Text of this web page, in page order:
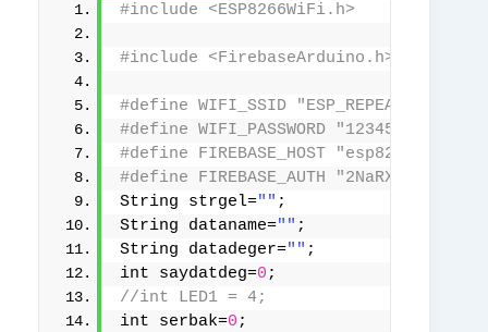
#include <ESP8266WiFi.h>
#include <FirebaseArduino.h>
#define WIFI_SSID "ESP_REPEATER"
#define WIFI_PASSWORD "12345678"
#define FIREBASE_HOST "esp8266-
#define FIREBASE_AUTH
String strgel="" ;
String dataname="" ;
String datadeger="" ;
int saydatdeg=0 ;
//int LED1 = 4;
int serbak=0 ;